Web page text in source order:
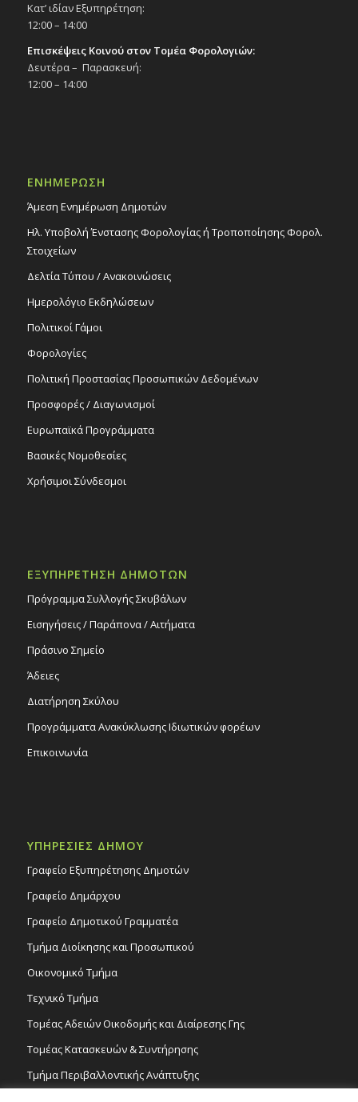
Κατ’ ιδίαν Εξυπηρέτηση:
12:00 – 14:00
Επισκέψεις Κοινού στον Τομέα Φορολογιών:
Δευτέρα – Παρασκευή:
12:00 – 14:00
ΕΝΗΜΕΡΩΣΗ
Άμεση Ενημέρωση Δημοτών
Ηλ. Υποβολή Ένστασης Φορολογίας ή Τροποποίησης Φορολ.
Στοιχείων
Δελτία Τύπου / Ανακοινώσεις
Ημερολόγιο Εκδηλώσεων
Πολιτικοί Γάμοι
Φορολογίες
Πολιτική Προστασίας Προσωπικών Δεδομένων
Προσφορές / Διαγωνισμοί
Ευρωπαϊκά Προγράμματα
Βασικές Νομοθεσίες
Χρήσιμοι Σύνδεσμοι
ΕΞΥΠΗΡΕΤΗΣΗ ΔΗΜΟΤΩΝ
Πρόγραμμα Συλλογής Σκυβάλων
Εισηγήσεις / Παράπονα / Αιτήματα
Πράσινο Σημείο
Άδειες
Διατήρηση Σκύλου
Προγράμματα Ανακύκλωσης Ιδιωτικών φορέων
Επικοινωνία
ΥΠΗΡΕΣΙΕΣ ΔΗΜΟΥ
Γραφείο Εξυπηρέτησης Δημοτών
Γραφείο Δημάρχου
Γραφείο Δημοτικού Γραμματέα
Τμήμα Διοίκησης και Προσωπικού
Οικονομικό Τμήμα
Τεχνικό Τμήμα
Τομέας Αδειών Οικοδομής και Διαίρεσης Γης
Τομέας Κατασκευών & Συντήρησης
Τμήμα Περιβαλλοντικής Ανάπτυξης